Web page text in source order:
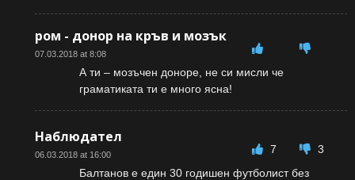
ром - донор на кръв и мозък
07.03.2018 at 8:08
А ти – мозъчен доноре, не си мисли че
граматиката ти е много ясна!
Наблюдател
06.03.2018 at 16:00 7
3
Балтанов е един 30 годишен футболист без